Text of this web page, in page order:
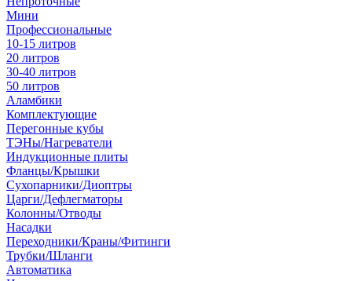
Мини
Профессиональные
10-15 литров
20 литров
30-40 литров
50 литров
Аламбики
Комплектующие
Перегонные кубы
ТЭНы/Нагреватели
Индукционные плиты
Фланцы/Крышки
Сухопарники/Диоптры
Царги/Дефлегматоры
Колонны/Отводы
Насадки
Переходники/Краны/Фитинги
Трубки/Шланги
Автоматика